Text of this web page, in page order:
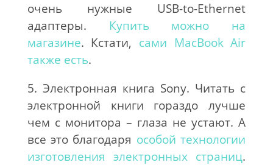
очень нужные USB-to-Ethernet
адаптеры. Купить можно на
магазине. Кстати, сами MacBook Air
также есть.
5. Электронная книга Sony. Читать с
электронной книги гораздо лучше
чем с монитора – глаза не устают. А
все это благодаря особой технологии
изготовления электронных страниц.